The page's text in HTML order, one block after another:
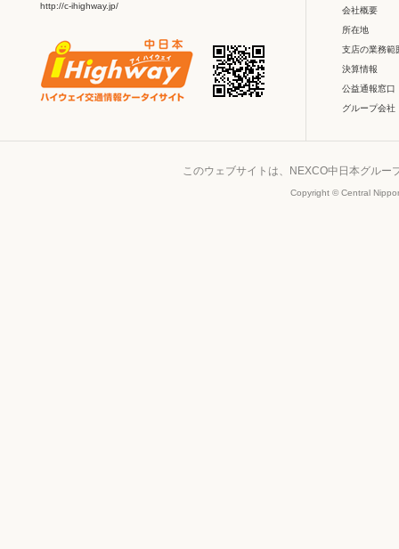
http://c-ihighway.jp/
会社概要
所在地
支店の業務範
決算情報
公益通報窓口
グループ会社
このウェブサイトは、NEXCO中日本グルー
Copyright © Central